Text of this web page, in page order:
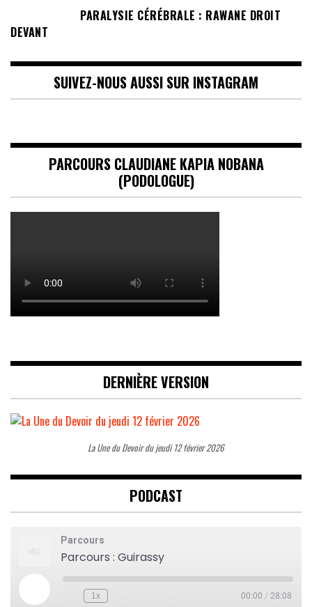
PARALYSIE CÉRÉBRALE : RAWANE DROIT
DEVANT
SUIVEZ-NOUS AUSSI SUR INSTAGRAM
PARCOURS CLAUDIANE KAPIA NOBANA
(PODOLOGUE)
DERNIÈRE VERSION
La Une du Devoir du jeudi 12 février 2026
PODCAST
Parcours
Parcours : Guirassy
Play
Episode
Rewind
1x 00:00 / 28:08